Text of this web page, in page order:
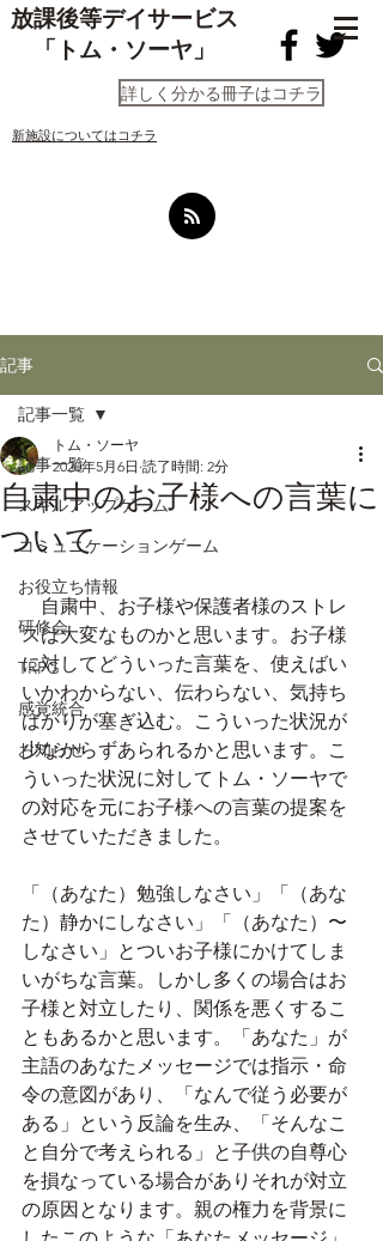
放課後等デイサービス
「トム・ソーヤ」
詳しく分かる冊子はコチラ
​新施設についてはコチラ
記事
記事一覧
スキルアップゲーム
コミュニケーションゲーム
お役立ち情報
研修会
TRPG
感覚統合
お知らせ
記事一覧
自粛中のお子様への言葉に
ついて
トム・ソーヤ
2020年5月6日 読了時間: 2分
自粛中、お子様や保護者様のストレ
スは大変なものかと思います。お子様
に対してどういった言葉を、使えばい
いかわからない、伝わらない、気持ち
ばかりが塞ぎ込む。こういった状況が
少なからずあられるかと思います。こ
ういった状況に対してトム・ソーヤで
の対応を元にお子様への言葉の提案を
させていただきました。
「（あなた）勉強しなさい」「（あな
た）静かにしなさい」「（あなた）〜
しなさい」とついお子様にかけてしま
いがちな言葉。しかし多くの場合はお
子様と対立したり、関係を悪くするこ
ともあるかと思います。「あなた」が
主語のあなたメッセージでは指示・命
令の意図があり、「なんで従う必要が
ある」という反論を生み、「そんなこ
と自分で考えられる」と子供の自尊心
を損なっている場合がありそれが対立
の原因となります。親の権力を背景に